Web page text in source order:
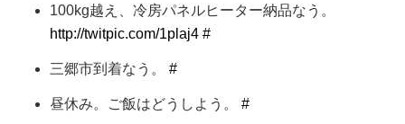
100kg越え、冷房パネルヒーター納品なう。
http://twitpic.com/1plaj4 #
三郷市到着なう。 #
昼休み。ご飯はどうしよう。 #